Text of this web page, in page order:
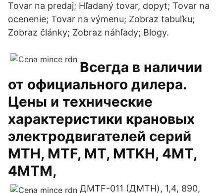
Tovar na predaj; Hľadaný tovar, dopyt; Tovar na
ocenenie; Tovar na výmenu; Zobraz tabuľku;
Zobraz články; Zobraz náhľady; Blogy.
Всегда в наличии
от официального дилера.
Цены и технические
характеристики крановых
электродвигателей серий
MTH, MTF, MT, MTKH, 4MT,
4MTM,
ДМТF-011 (ДМТН), 1,4, 890,